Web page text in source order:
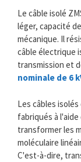
Le câble isolé
léger, capacité
mécanique. Il
câble électrique
transmission et
nominale de 6
Les câbles
fabriqués à
transformer les
moléculaire
C'est-à-dire,